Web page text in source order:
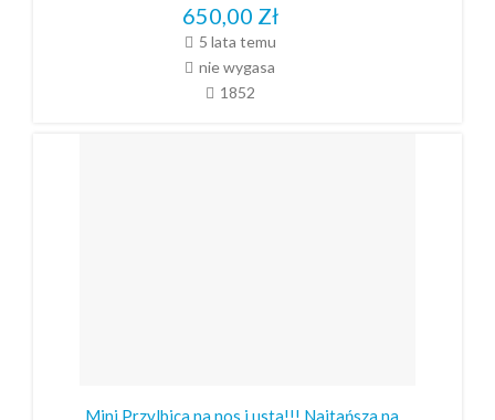
650,00 Zł
5 lata temu
nie wygasa
1852
Mini Przylbica na nos i usta!!! Najtańsza na